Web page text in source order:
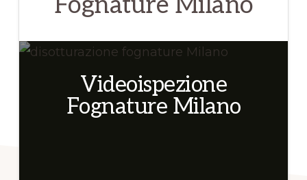
Chiamaci
informazioni!
Videoispezione
Fognature Milano